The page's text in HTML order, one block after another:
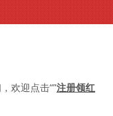
欢迎点击“”注册领红